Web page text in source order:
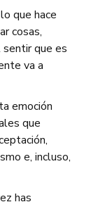
que hace
cosas,
que es
va a
emoción
que
e, incluso,
has